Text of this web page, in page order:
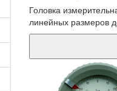
Головка
линейных размеров